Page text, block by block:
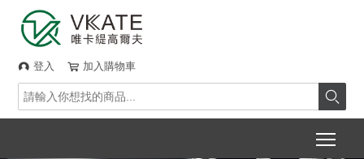
 登入  加入購物車
